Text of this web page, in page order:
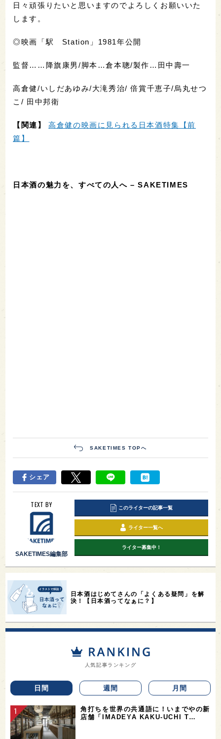
日々頑張りたいと思いますのでよろしくお願いいた
します。
◎映画「駅 Station」1981年公開
監督……降旗康男/脚本…倉本聰/製作…田中壽一
高倉健/いしだあゆみ/大滝秀治/ 倍賞千恵子/烏丸せつ
こ / 田中邦衛
【関連】高倉健の映画に見られる日本酒特集【前
篇】
日本酒の魅力を、すべての人へ – SAKETIMES
SAKETIMES TOPへ
シェア
TEXT BY
SAKETIMES編集部
このライターの記事一覧
ライター一覧へ
ライター募集中！
日本酒はじめてさんの「よくある疑問」を解
決！【日本酒ってなぁに？】
人気記事ランキング
日間 週間 月間
角打ちを世界の共通語に！いまでやの新
店舗「IMADEYA KAKU-UCHI T…